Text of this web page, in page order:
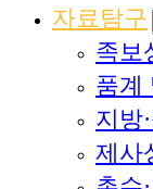
자료탐구
족보
품계
지방
제사